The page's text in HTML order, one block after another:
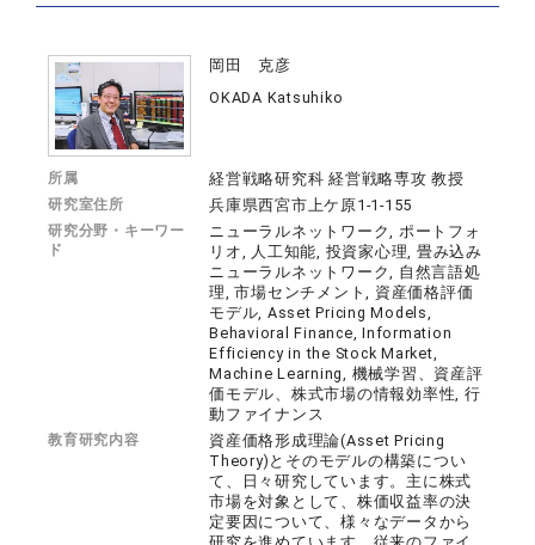
岡田 克彦
OKADA Katsuhiko
所属 経営戦略研究科 経営戦略専攻 教授
研究室住所 兵庫県西宮市上ケ原1-1-155
研究分野・キーワー
ド
ニューラルネットワーク, ポートフォ
リオ, 人工知能, 投資家心理, 畳み込み
ニューラルネットワーク, 自然言語処
理, 市場センチメント, 資産価格評価
モデル, Asset Pricing Models,
Behavioral Finance, Information
Efficiency in the Stock Market,
Machine Learning, 機械学習、資産評
価モデル、株式市場の情報効率性, 行
動ファイナンス
教育研究内容
資産価格形成理論(Asset Pricing
Theory)とそのモデルの構築につい
て、日々研究しています。主に株式
市場を対象として、株価収益率の決
定要因について、様々なデータから